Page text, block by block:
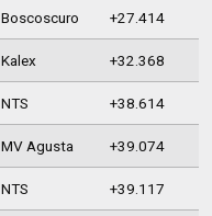
Boscoscuro +27.414
Kalex +32.368
NTS +38.614
MV Agusta +39.074
NTS +39.117